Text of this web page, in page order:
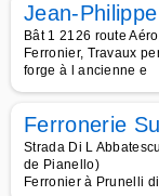
Jean-
Bât 1 2126 route
Ferronier, Travaux
forge à l ancienne e
Ferronerie
Strada Di L
de Pianello)
Ferronier à Prunelli